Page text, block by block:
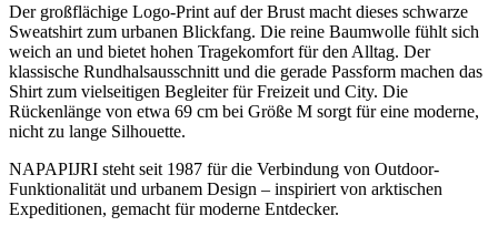
Der großflächige Logo-Print auf der Brust macht dieses schwarze
Sweatshirt zum urbanen Blickfang. Die reine Baumwolle fühlt sich
weich an und bietet hohen Tragekomfort für den Alltag. Der
klassische Rundhalsausschnitt und die gerade Passform machen das
Shirt zum vielseitigen Begleiter für Freizeit und City. Die
Rückenlänge von etwa 69 cm bei Größe M sorgt für eine moderne,
nicht zu lange Silhouette.
NAPAPIJRI steht seit 1987 für die Verbindung von Outdoor-
Funktionalität und urbanem Design – inspiriert von arktischen
Expeditionen, gemacht für moderne Entdecker.